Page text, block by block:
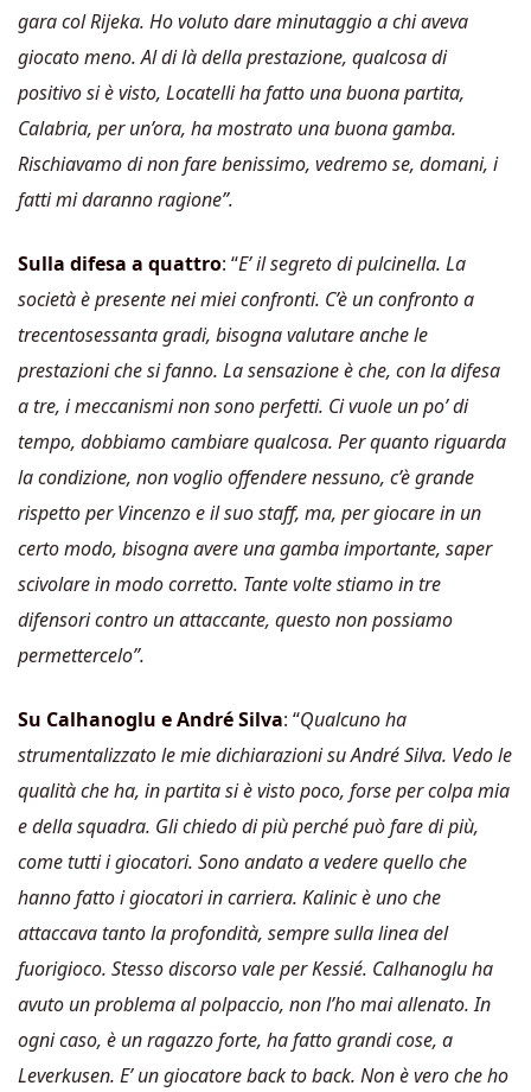
gara col Rijeka. Ho voluto dare minutaggio a chi aveva
giocato meno. Al di là della prestazione, qualcosa di
positivo si è visto, Locatelli ha fatto una buona partita,
Calabria, per un’ora, ha mostrato una buona gamba.
Rischiavamo di non fare benissimo, vedremo se, domani, i
fatti mi daranno ragione”.
Sulla difesa a quattro: “E’ il segreto di pulcinella. La
società è presente nei miei confronti. C’è un confronto a
trecentosessanta gradi, bisogna valutare anche le
prestazioni che si fanno. La sensazione è che, con la difesa
a tre, i meccanismi non sono perfetti. Ci vuole un po’ di
tempo, dobbiamo cambiare qualcosa. Per quanto riguarda
la condizione, non voglio offendere nessuno, c’è grande
rispetto per Vincenzo e il suo staff, ma, per giocare in un
certo modo, bisogna avere una gamba importante, saper
scivolare in modo corretto. Tante volte stiamo in tre
difensori contro un attaccante, questo non possiamo
permettercelo”.
Su Calhanoglu e André Silva: “Qualcuno ha
strumentalizzato le mie dichiarazioni su André Silva. Vedo le
qualità che ha, in partita si è visto poco, forse per colpa mia
e della squadra. Gli chiedo di più perché può fare di più,
come tutti i giocatori. Sono andato a vedere quello che
hanno fatto i giocatori in carriera. Kalinic è uno che
attaccava tanto la profondità, sempre sulla linea del
fuorigioco. Stesso discorso vale per Kessié. Calhanoglu ha
avuto un problema al polpaccio, non l’ho mai allenato. In
ogni caso, è un ragazzo forte, ha fatto grandi cose, a
Leverkusen. E’ un giocatore back to back. Non è vero che ho